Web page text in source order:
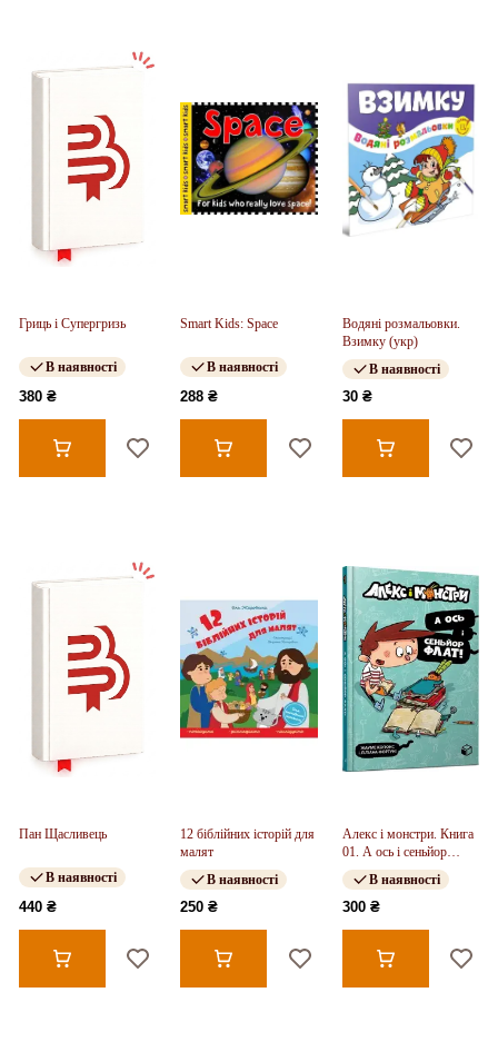
Гриць і Супергризь
В наявності
380 ₴
Smart Kids: Space
В наявності
288 ₴
Водяні розмальовки.
Взимку (укр)
В наявності
30 ₴
Пан Щасливець
В наявності
440 ₴
12 біблійних історій для
малят
В наявності
250 ₴
Алекс і монстри. Книга
01. А ось і сеньйор
Флат!
В наявності
300 ₴